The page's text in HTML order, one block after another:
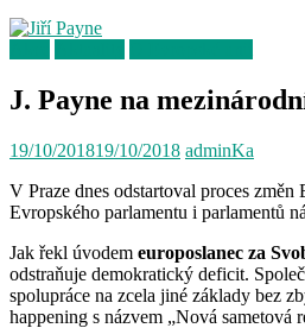
J. Payne na
19/10/201819/10/2018 adminKa
V Praze dnes odstartoval proces
Evropského parlamentu i parlamentů
Jak řekl úvodem europoslanec za
odstraňuje demokratický deficit.
spolupráce na zcela jiné základy bez
happening s názvem „Nová sametová